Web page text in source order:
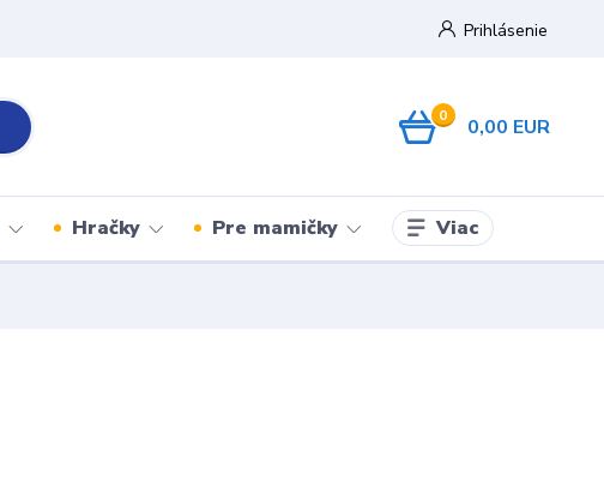
Prihlásenie
0 0,00 EUR
Hračky Pre mamičky Viac